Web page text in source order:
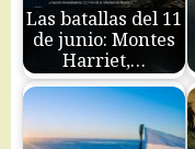
Las batallas del 11
de junio: Montes
Harriet,…